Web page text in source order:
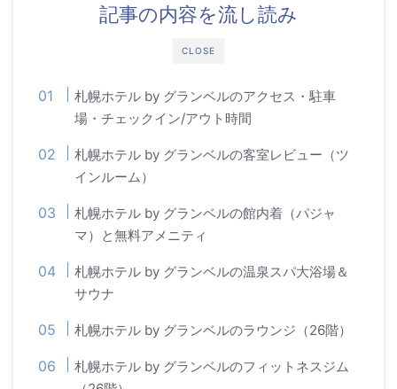
CLOSE
記事の内容を流し読み
札幌ホテル by グランベルのアクセス・駐車
場・チェックイン/アウト時間
札幌ホテル by グランベルの客室レビュー（ツ
インルーム）
札幌ホテル by グランベルの館内着（パジャ
マ）と無料アメニティ
札幌ホテル by グランベルの温泉スパ大浴場＆
サウナ
札幌ホテル by グランベルのラウンジ（26階）
札幌ホテル by グランベルのフィットネスジム